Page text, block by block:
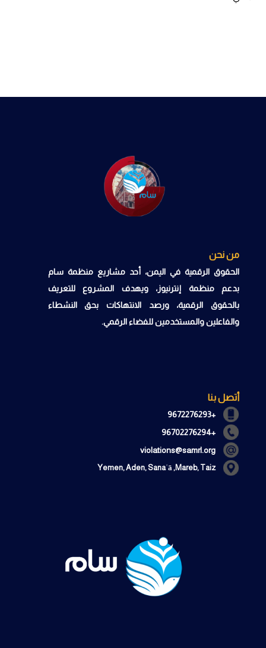
من نحن
الحقوق الرقمية في اليمن، أحد مشاريع منظمة سام
بدعم منظمة إنترنيوز، ويهدف المشروع للتعريف
بالحقوق الرقمية، ورصد الانتهاكات بحق النشطاء
والفاعلين والمستخدمين للفضاء الرقمي.
أتصل بنا
+9672276293
+96702276294
violations@samrl.org
Yemen, Aden, Sanaʿā ,Mareb, Taiz